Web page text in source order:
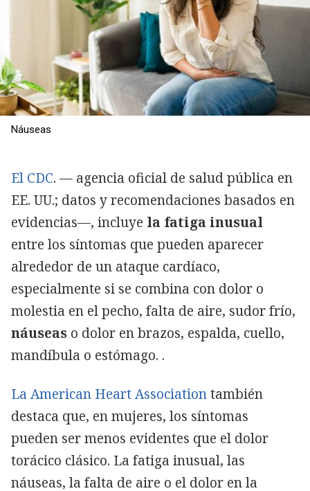
Náuseas
El CDC. — agencia oficial de salud pública en
EE. UU.; datos y recomendaciones basados en
evidencias—, incluye la fatiga inusual
entre los síntomas que pueden aparecer
alrededor de un ataque cardíaco,
especialmente si se combina con dolor o
molestia en el pecho, falta de aire, sudor frío,
náuseas o dolor en brazos, espalda, cuello,
mandíbula o estómago. .
La American Heart Associationtambién
destaca que, en mujeres, los síntomas
pueden ser menos evidentes que el dolor
torácico clásico. La fatiga inusual, las
náuseas, la falta de aire o el dolor en la